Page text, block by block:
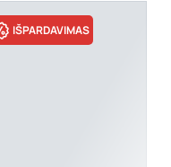
IŠPARDAVIMAS